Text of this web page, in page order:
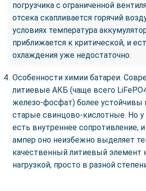
погрузчика с ограниченной
отсека скапливается горячий
условиях температура
приближается к критической, и
охлаждения уже недостаточно.
Особенности химии батареи.
литиевые АКБ (чаще всего
железо-фосфат) более устойчивы
старые свинцово-кислотные. Но
есть внутреннее сопротивление,
ампер оно неизбежно выделяет
качественный литиевый элемент
нагрузкой, просто в разной